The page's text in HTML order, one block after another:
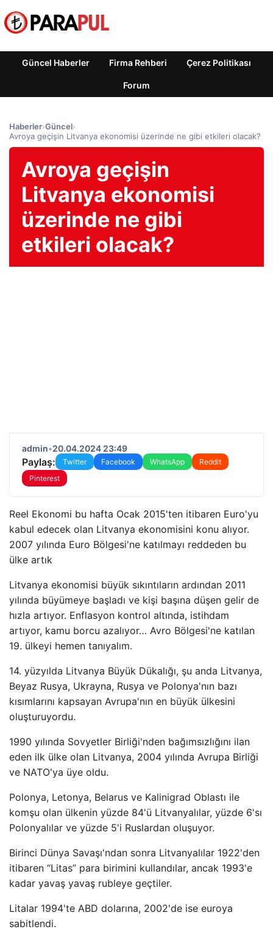
Güncel Haberler Firma Rehberi Çerez Politikası
Forum
Haberler›Güncel›
Avroya geçişin Litvanya ekonomisi üzerinde ne gibi etkileri olacak?
Avroya geçişin
Litvanya ekonomisi
üzerinde ne gibi
etkileri olacak?
admin•20.04.2024 23:49
Paylaş: Twitter Facebook WhatsApp
Reddit
Pinterest
Reel Ekonomi bu hafta Ocak 2015'ten itibaren Euro'yu
kabul edecek olan Litvanya ekonomisini konu alıyor.
2007 yılında Euro Bölgesi'ne katılmayı reddeden bu
ülke artık
Litvanya ekonomisi büyük sıkıntıların ardından 2011
yılında büyümeye başladı ve kişi başına düşen gelir de
hızla artıyor. Enflasyon kontrol altında, istihdam
artıyor, kamu borcu azalıyor… Avro Bölgesi'ne katılan
19. ülkeyi hemen tanıyalım.
14. yüzyılda Litvanya Büyük Dükalığı, şu anda Litvanya,
Beyaz Rusya, Ukrayna, Rusya ve Polonya'nın bazı
kısımlarını kapsayan Avrupa'nın en büyük ülkesini
oluşturuyordu.
1990 yılında Sovyetler Birliği'nden bağımsızlığını ilan
eden ilk ülke olan Litvanya, 2004 yılında Avrupa Birliği
ve NATO'ya üye oldu.
Polonya, Letonya, Belarus ve Kalinigrad Oblastı ile
komşu olan ülkenin yüzde 84'ü Litvanyalılar, yüzde 6'sı
Polonyalılar ve yüzde 5'i Ruslardan oluşuyor.
Birinci Dünya Savaşı'ndan sonra Litvanyalılar 1922'den
itibaren “Litas” para birimini kullandılar, ancak 1993'e
kadar yavaş yavaş rubleye geçtiler.
Litalar 1994'te ABD dolarına, 2002'de ise euroya
sabitlendi.